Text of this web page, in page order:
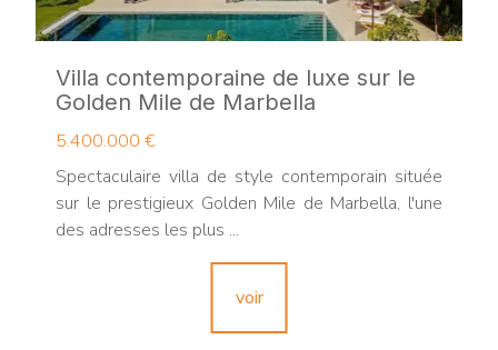
Villa contemporaine de luxe sur le
Golden Mile de Marbella
5.400.000 €
Spectaculaire villa de style contemporain située
sur le prestigieux Golden Mile de Marbella, l'une
des adresses les plus ...
voir